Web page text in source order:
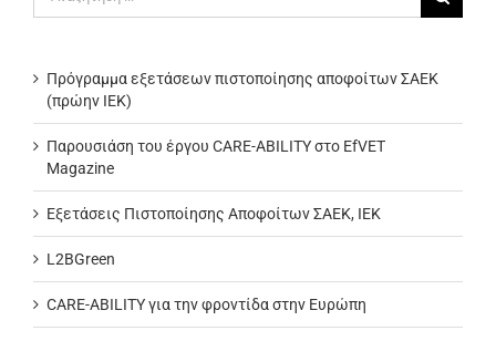
Πρόγραμμα εξετάσεων πιστοποίησης αποφοίτων ΣΑΕΚ
(πρώην ΙΕΚ)
Παρουσιάση του έργου CARE-ABILITY στο EfVET
Magazine
Εξετάσεις Πιστοποίησης Αποφοίτων ΣΑΕΚ, ΙΕΚ
L2BGreen
CARE-ABILITY για την φροντίδα στην Ευρώπη